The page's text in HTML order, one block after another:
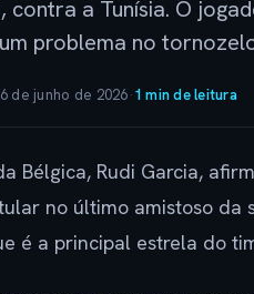
contra a Tunísia. O
problema no
de junho de 2026·1 min de leitura
Bélgica, Rudi Garcia,
no último amistoso da
é a principal estrela do